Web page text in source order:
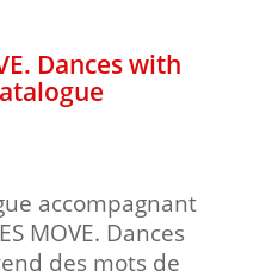
Dances with
accompagnant
MOVE. Dances
des mots de